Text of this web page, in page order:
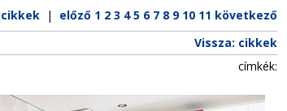
cikkek | előző 1 2 3 4 5 6 7 8 9 10 11 következő
Vissza: cikkek
címkék: